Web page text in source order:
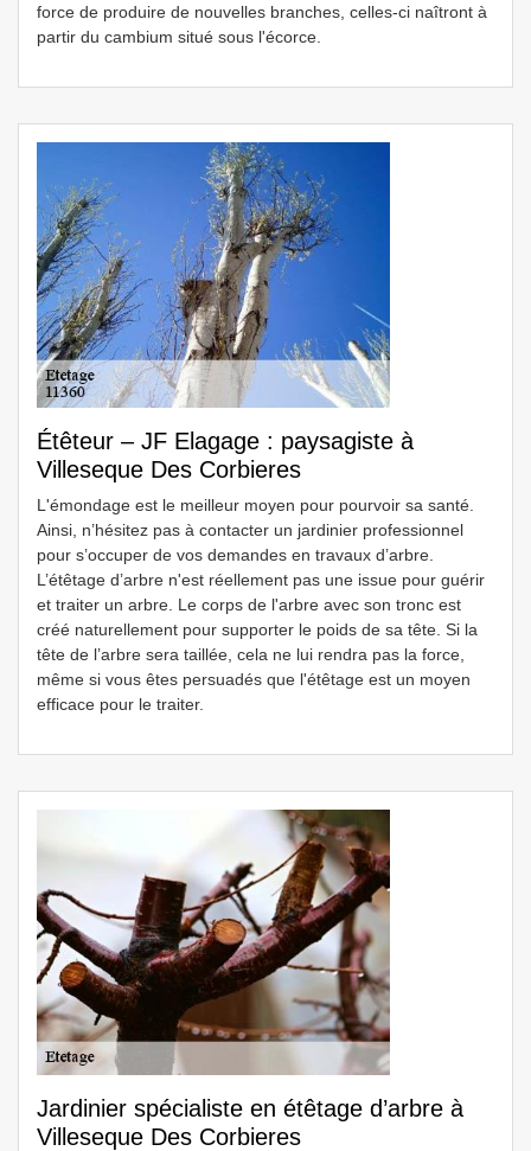
force de produire de nouvelles branches, celles-ci naîtront à
partir du cambium situé sous l'écorce.
Étêteur – JF Elagage : paysagiste à
Villeseque Des Corbieres
L'émondage est le meilleur moyen pour pourvoir sa santé.
Ainsi, n’hésitez pas à contacter un jardinier professionnel
pour s’occuper de vos demandes en travaux d’arbre.
L’étêtage d’arbre n'est réellement pas une issue pour guérir
et traiter un arbre. Le corps de l'arbre avec son tronc est
créé naturellement pour supporter le poids de sa tête. Si la
tête de l’arbre sera taillée, cela ne lui rendra pas la force,
même si vous êtes persuadés que l'étêtage est un moyen
efficace pour le traiter.
Jardinier spécialiste en étêtage d’arbre à
Villeseque Des Corbieres